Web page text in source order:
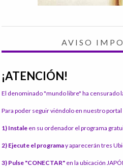
AVISO
¡ATENCIÓN!
El denominado "mundo libre" ha censurado
Para poder seguir viéndolo en nuestro
1) Instale en su ordenador el programa
2) Ejecute el programay aparecerán tres
3) Pulse "CONECTAR" en la ubicación